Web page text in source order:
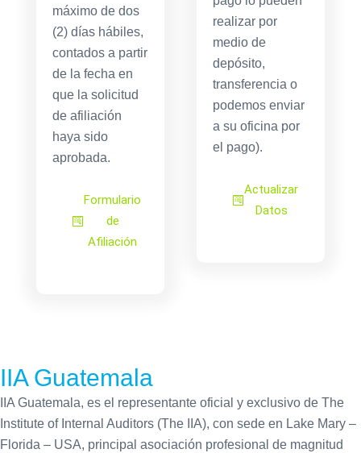
máximo de dos
(2) días hábiles,
contados a partir
de la fecha en
que la solicitud
de afiliación
haya sido
aprobada.
Formulario
de
Afiliación
realizar por
medio de
depósito,
transferencia o
podemos enviar
a su oficina por
el pago).
Actualizar
Datos
IIA Guatemala
IIA Guatemala, es el representante oficial y exclusivo de The
Institute of Internal Auditors (The IIA), con sede en Lake Mary –
Florida – USA, principal asociación profesional de magnitud